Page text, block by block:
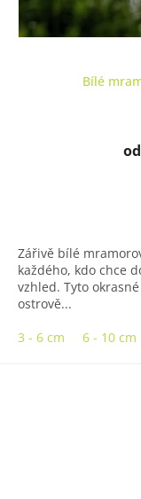
Bílé
od
Zářivě bílé
každého, kdo chce
vzhled. Tyto
ostrově...
3 - 6 cm
6 - 10 cm